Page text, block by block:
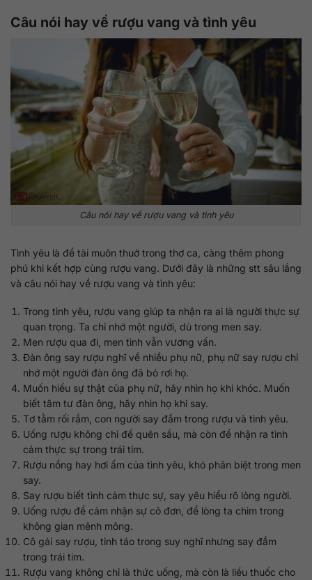
Câu nói hay về rượu vang và tình yêu
Câu nói hay về rượu vang và tình yêu
Tình yêu là đề tài muôn thuở trong thơ ca, càng thêm phong
phú khi kết hợp cùng rượu vang. Dưới đây là những stt sâu lắng
và câu nói hay về rượu vang và tình yêu:
Trong tình yêu, rượu vang giúp ta nhận ra ai là người thực sự
quan trọng. Ta chỉ nhớ một người, dù trong men say.
Men rượu qua đi, men tình vẫn vương vấn.
Đàn ông say rượu nghĩ về nhiều phụ nữ, phụ nữ say rượu chỉ
nhớ một người đàn ông đã bỏ rơi họ.
Muốn hiểu sự thật của phụ nữ, hãy nhìn họ khi khóc. Muốn
biết tâm tư đàn ông, hãy nhìn họ khi say.
Tơ tằm rối rắm, con người say đắm trong rượu và tình yêu.
Uống rượu không chỉ để quên sầu, mà còn để nhận ra tình
cảm thực sự trong trái tim.
Rượu nồng hay hơi ấm của tình yêu, khó phân biệt trong men
say.
Say rượu biết tình cảm thực sự, say yêu hiểu rõ lòng người.
Uống rượu để cảm nhận sự cô đơn, để lòng ta chìm trong
không gian mênh mông.
Cô gái say rượu, tỉnh táo trong suy nghĩ nhưng say đắm
trong trái tim.
Rượu vang không chỉ là thức uống, mà còn là liều thuốc cho